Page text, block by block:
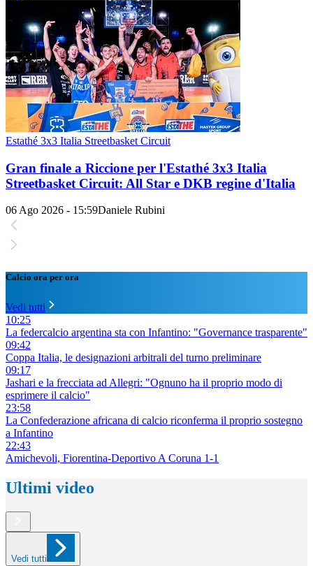
Estathé 3x3 Italia Streetbasket Circuit
Gran finale a Riccione per l'Estathé 3x3 Italia
Streetbasket Circuit: All Star e DKB regine d'Italia
06 Ago 2026 - 15:59Daniele Rubini
Calcio ora per ora
Vedi tutti
10:25
La federcalcio argentina sta con Infantino: "Governance trasparente"
09:42
Coppa Italia, le designazioni arbitrali del turno preliminare
09:17
Jashari e la frecciata ad Allegri: "Ognuno ha il proprio modo di
esprimere il calcio"
23:58
La Confederazione africana di calcio riconferma il proprio sostegno
a Infantino
22:43
Amichevoli, Fiorentina-Deportivo A Coruna 1-1
Ultimi video
Vedi tutti